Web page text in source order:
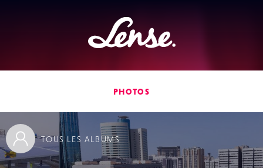
Lense
PHOTOS
TOUSLES ALBUMS